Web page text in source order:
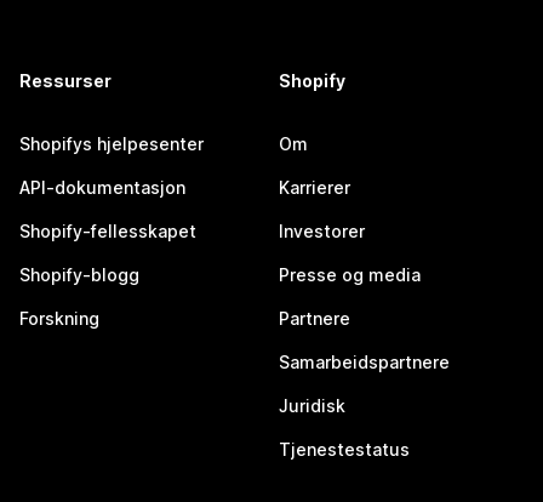
Ressurser
Shopifys hjelpesenter
API-dokumentasjon
Shopify-fellesskapet
Shopify-blogg
Forskning
Shopify
Om
Karrierer
Investorer
Presse og media
Partnere
Samarbeidspartnere
Juridisk
Tjenestestatus